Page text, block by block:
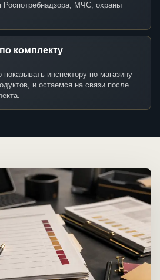
Роспотребнадзора, МЧС, охраны
комплекту
инспектору по магазину
и остаемся на связи после